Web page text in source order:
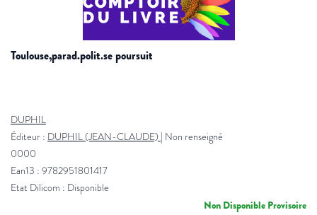
toulouse,parad.polit.se poursuit
DUPHIL
Éditeur : DUPHIL (JEAN-CLAUDE) | Non renseigné
0000
Ean13 : 9782951801417
Etat Dilicom : Disponible
Non Disponible Provisoire